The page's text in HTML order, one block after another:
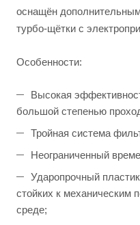
оснащён
турбо-щётки с
Особенности:
Высокая
большой степенью
Тройная система
Неограниченный
Ударопрочный
стойких к механическим
среде;